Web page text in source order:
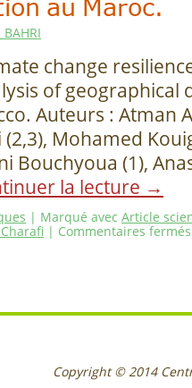
au Maroc.
BAHRI
change
of geographical
Auteurs : Atman
Mohamed
Bouchyoua (1),
la lecture →
| Marqué avec Article
| Commentaires fermés
Copyright © 2014